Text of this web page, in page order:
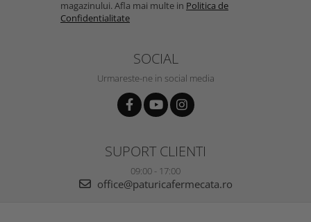
magazinului. Afla mai multe in Politica de
Confidentialitate
SOCIAL
Urmareste-ne in social media
SUPORT CLIENTI
09:00 - 17:00
office@paturicafermecata.ro